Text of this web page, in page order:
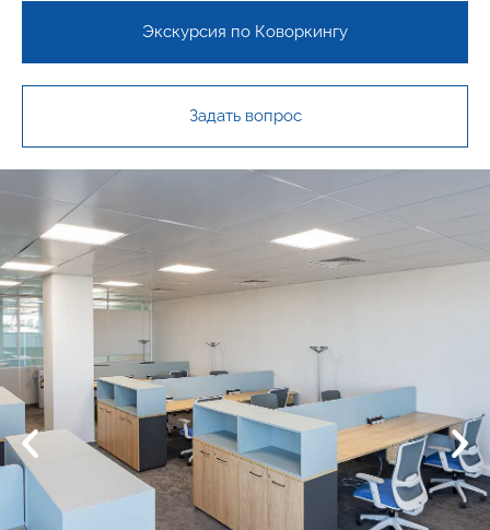
Экскурсия по Коворкингу
Задать вопрос